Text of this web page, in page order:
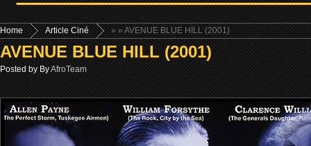
Home »
Article Ciné » AVENUE BLUE HILL (2001)
AVENUE BLUE HILL (2001)
Posted by ByAfroTeam